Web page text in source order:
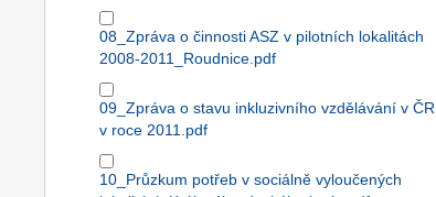
08_Zpráva o činnosti ASZ v pilotních lokalitách
2008-2011_Roudnice.pdf
09_Zpráva o stavu inkluzivního vzdělávání v ČR
v roce 2011.pdf
10_Průzkum potřeb v sociálně vyloučených